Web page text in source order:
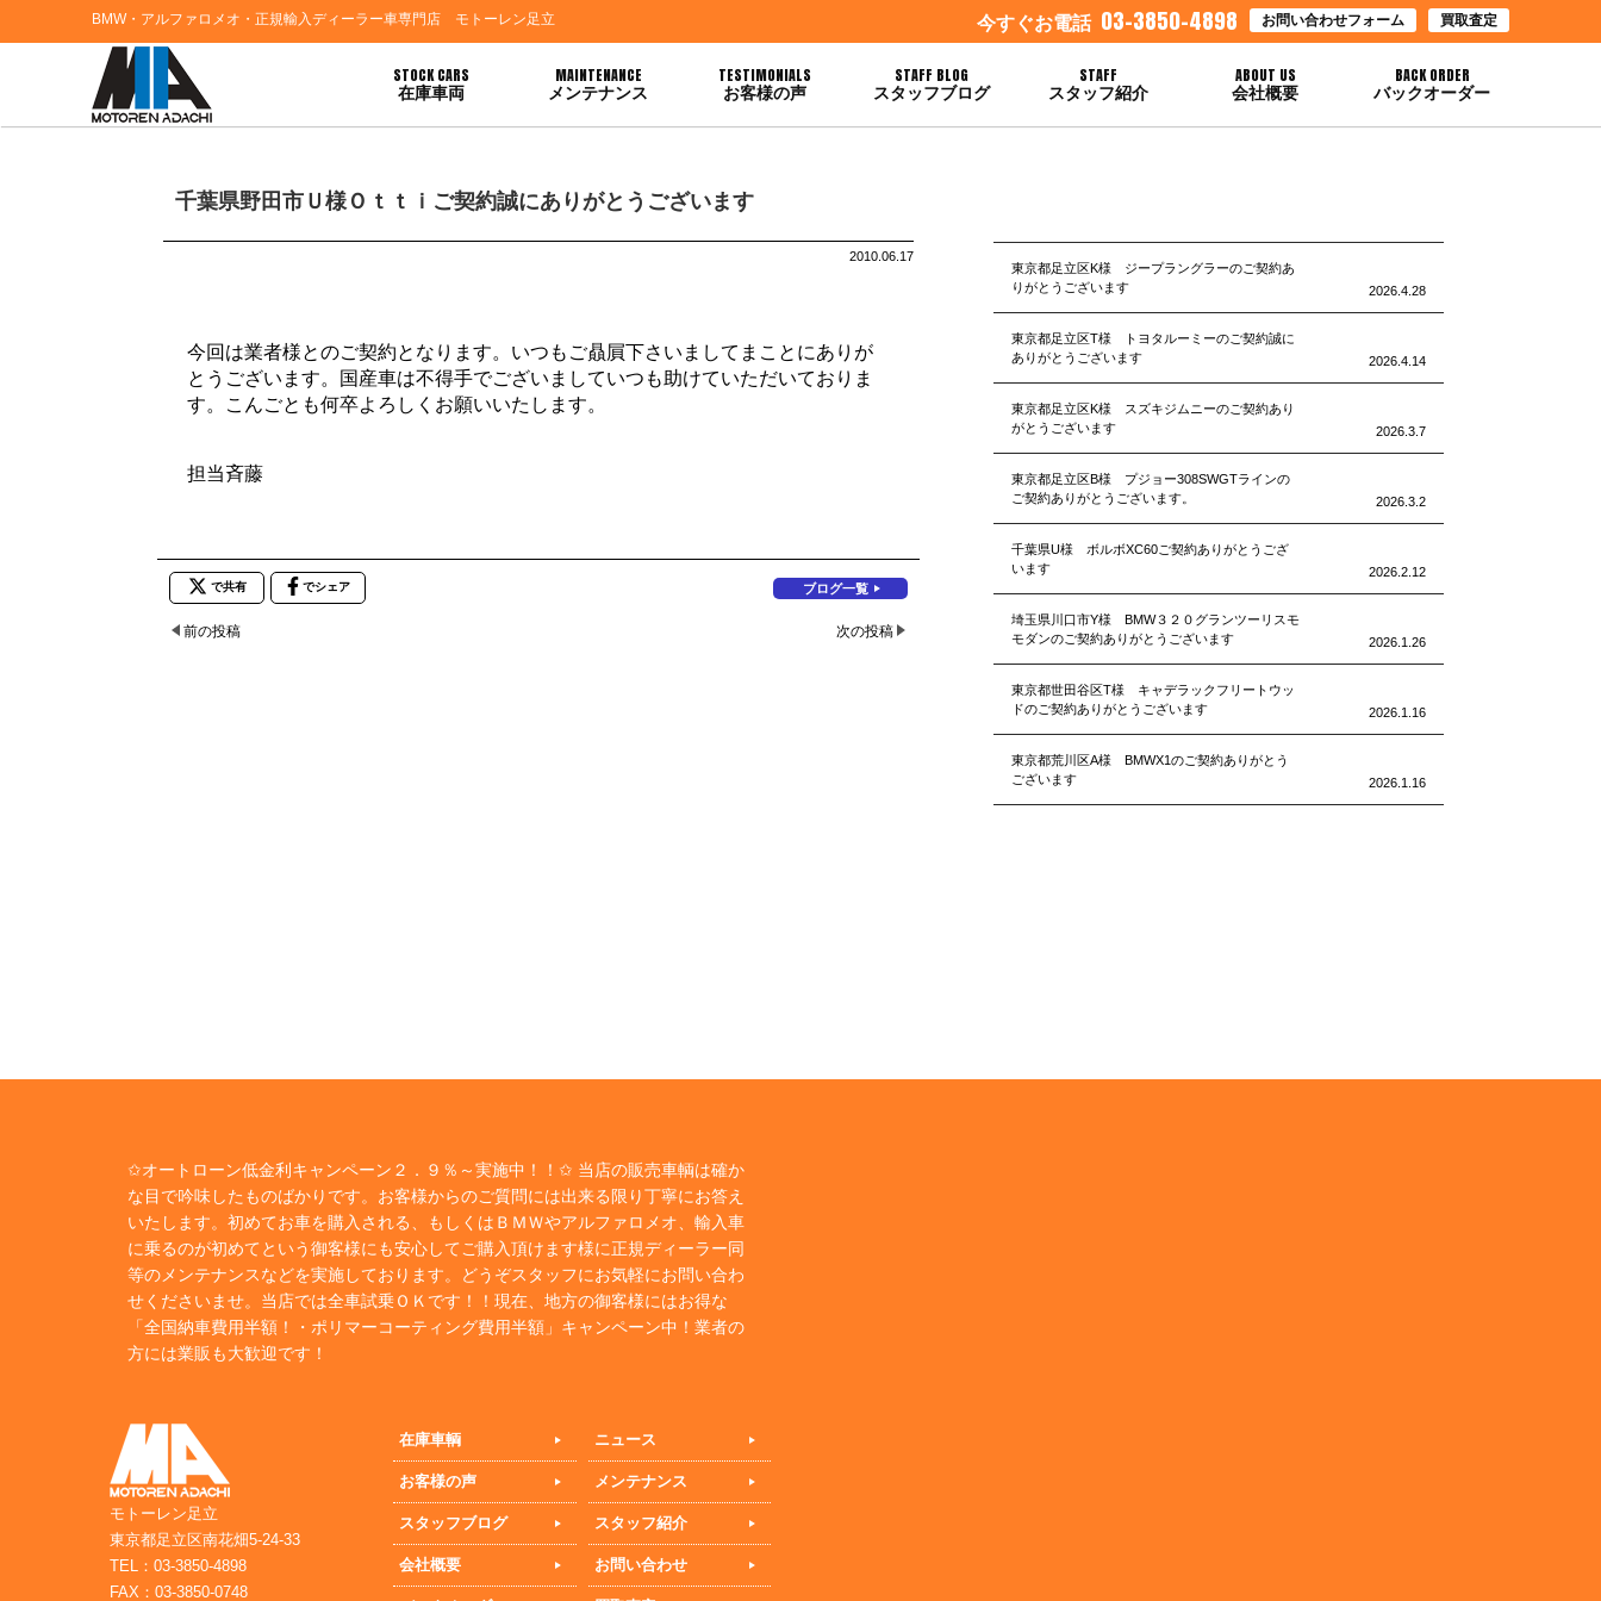
BMW・アルファロメオ・正規輸入ディーラー車専門店 モトーレン足立 今すぐお電話 03-3850-4898 お問い合わせフォーム 買取査定
STOCK CARS
在庫車両
MAINTENANCE
メンテナンス
TESTIMONIALS
お客様の声
STAFF BLOG
スタッフブログ
STAFF
スタッフ紹介
ABOUT US
会社概要
BACK ORDER
バックオーダー
HOME>ブログ一覧> 千葉県野田市Ｕ様Ｏｔｔｉご契約誠にありがとうございます
千葉県野田市Ｕ様Ｏｔｔｉご契約誠にありがとうございます
2010.06.17
今回は業者様とのご契約となります。いつもご贔屓下さいましてまことにありが
とうございます。国産車は不得手でございましていつも助けていただいておりま
す。こんごとも何卒よろしくお願いいたします。
担当斉藤
で共有 でシェア ブログ一覧
前の投稿 次の投稿
東京都足立区K様 ジープラングラーのご契約あ
りがとうございます
2026.4.28
東京都足立区T様 トヨタルーミーのご契約誠に
ありがとうございます
2026.4.14
東京都足立区K様 スズキジムニーのご契約あり
がとうございます
2026.3.7
東京都足立区B様 プジョー308SWGTラインの
ご契約ありがとうございます。
2026.3.2
千葉県U様 ボルボXC60ご契約ありがとうござ
います
2026.2.12
埼玉県川口市Y様 BMW３２０グランツーリスモ
モダンのご契約ありがとうございます
2026.1.26
東京都世田谷区T様 キャデラックフリートウッ
ドのご契約ありがとうございます
2026.1.16
東京都荒川区A様 BMWX1のご契約ありがとう
ございます
2026.1.16
✩オートローン低金利キャンペーン２．９％～実施中！！✩ 当店の販売車輌は確か
な目で吟味したものばかりです。お客様からのご質問には出来る限り丁寧にお答え
いたします。初めてお車を購入される、もしくはＢＭＷやアルファロメオ、輸入車
に乗るのが初めてという御客様にも安心してご購入頂けます様に正規ディーラー同
等のメンテナンスなどを実施しております。どうぞスタッフにお気軽にお問い合わ
せくださいませ。当店では全車試乗ＯＫです！！現在、地方の御客様にはお得な
「全国納車費用半額！・ポリマーコーティング費用半額」キャンペーン中！業者の
方には業販も大歓迎です！
モトーレン足立
東京都足立区南花畑5-24-33
TEL：03-3850-4898
FAX：03-3850-0748
在庫車輌 ニュース
お客様の声 メンテナンス
スタッフブログ スタッフ紹介
会社概要 お問い合わせ